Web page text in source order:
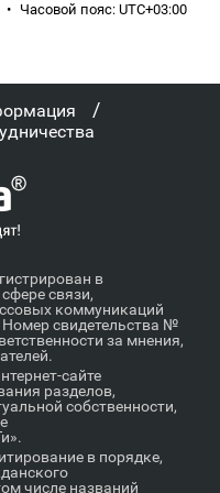
• Часовой пояс: UTC+03:00
/
в
связи,
коммуникаций
свидетельства №
за мнения,
сайте
разделов,
собственности,
в порядке,
числе названий